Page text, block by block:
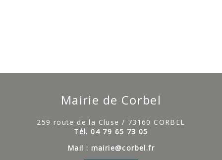
Mairie de Corbel
259 route de la Cluse / 73160 CORBEL
Tél. 04 79 65 73 05
Mail : mairie@corbel.fr